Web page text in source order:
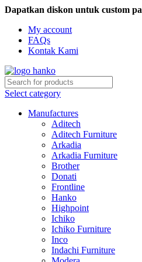
Dapatkan diskon untuk custom
My account
FAQs
Kontak Kami
Select category
Manufactures
Aditech
Aditech Furniture
Arkadia
Arkadia Furniture
Brother
Donati
Frontline
Hanko
Highpoint
Ichiko
Ichiko Furniture
Inco
Indachi Furniture